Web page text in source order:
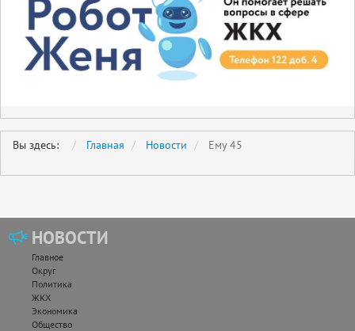
Вы здесь: Главная Новости Ему 45
НОВОСТИ
Главное
Округ
Политика
ЖКХ
Экономика
Общество